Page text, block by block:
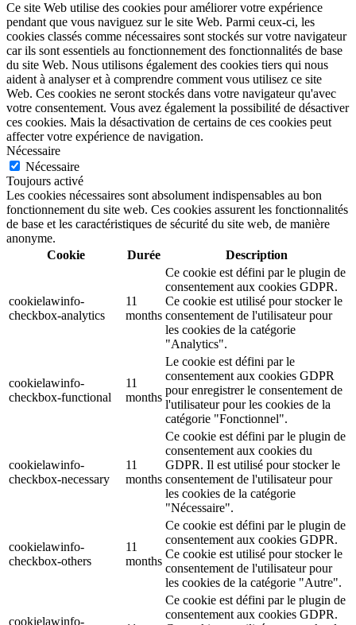
Ce site Web utilise des cookies pour améliorer votre expérience
pendant que vous naviguez sur le site Web. Parmi ceux-ci, les
cookies classés comme nécessaires sont stockés sur votre navigateur
car ils sont essentiels au fonctionnement des fonctionnalités de base
du site Web. Nous utilisons également des cookies tiers qui nous
aident à analyser et à comprendre comment vous utilisez ce site
Web. Ces cookies ne seront stockés dans votre navigateur qu'avec
votre consentement. Vous avez également la possibilité de désactiver
ces cookies. Mais la désactivation de certains de ces cookies peut
affecter votre expérience de navigation.
Nécessaire
Nécessaire
Toujours activé
Les cookies nécessaires sont absolument indispensables au bon
fonctionnement du site web. Ces cookies assurent les fonctionnalités
de base et les caractéristiques de sécurité du site web, de manière
anonyme.
Cookie
Durée Description
cookielawinfo-
checkbox-analytics
11
months
Ce cookie est défini par le plugin de
consentement aux cookies GDPR.
Ce cookie est utilisé pour stocker le
consentement de l'utilisateur pour
les cookies de la catégorie
"Analytics".
cookielawinfo-
checkbox-functional
11
months
Le cookie est défini par le
consentement aux cookies GDPR
pour enregistrer le consentement de
l'utilisateur pour les cookies de la
catégorie "Fonctionnel".
cookielawinfo-
checkbox-necessary
11
months
Ce cookie est défini par le plugin de
consentement aux cookies du
GDPR. Il est utilisé pour stocker le
consentement de l'utilisateur pour
les cookies de la catégorie
"Nécessaire".
cookielawinfo-
checkbox-others
11
months
Ce cookie est défini par le plugin de
consentement aux cookies GDPR.
Ce cookie est utilisé pour stocker le
consentement de l'utilisateur pour
les cookies de la catégorie "Autre".
cookielawinfo-
Ce cookie est défini par le plugin de
consentement aux cookies GDPR.